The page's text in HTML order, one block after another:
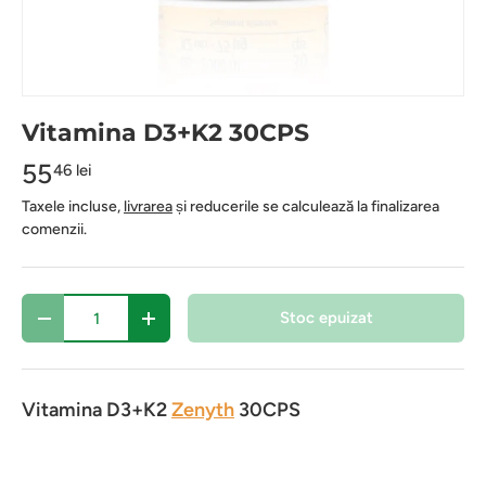
Vitamina D3+K2 30CPS
5546 lei
Taxele incluse, livrareași reducerile se calculează la finalizarea
comenzii.
Cantitate
- + Stoc epuizat
Vitamina D3+K2Zenyth 30CPS